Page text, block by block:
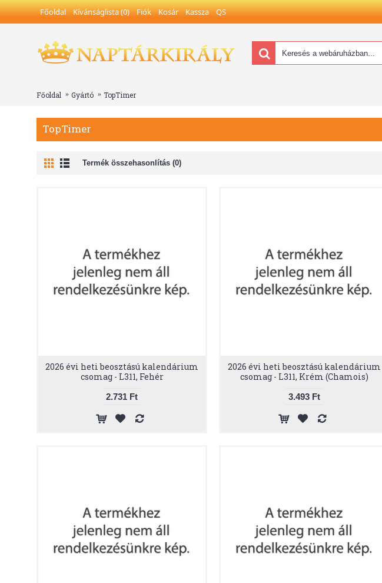
Főoldal Kívánságlista (0) Fiók Kosár Kassza QS
Főoldal Gyártó TopTimer
TopTimer
Termék összehasonlítás (0)
2026 évi heti beosztású kalendárium
csomag - L311, Fehér
2.731 Ft
2026 évi heti beosztású kalendárium
csomag - L311, Krém (Chamois)
3.493 Ft